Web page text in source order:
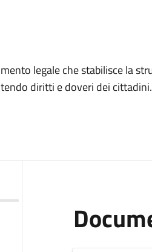
legale che stabilisce la
diritti e doveri dei cittadini.